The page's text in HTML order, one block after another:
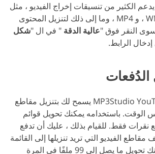
يدعم الكثير من تنسيقات إخراج الفيديو ، مثل
MP3 ، و AVI ، و WMA ، و MP4 ، وما إلى ذلك لتنزيل المحتوى
عالية الدقة " في ال "شكل
الرابط.
الدُفعات
MP3Studio YouTube Downloader يسمح لك بتنزيل مقاطع
الوقت. باستخدامه يمكنك تحويل قوائم
نقرات فقط. للقيام بذلك ، عليك أن تدفع
الفيديو التي تريد تنزيلها إلى القائمة
وابدأ في تنزيلها. يمكنك تحويل ما يصل إلى 99 ملفًا في المرة